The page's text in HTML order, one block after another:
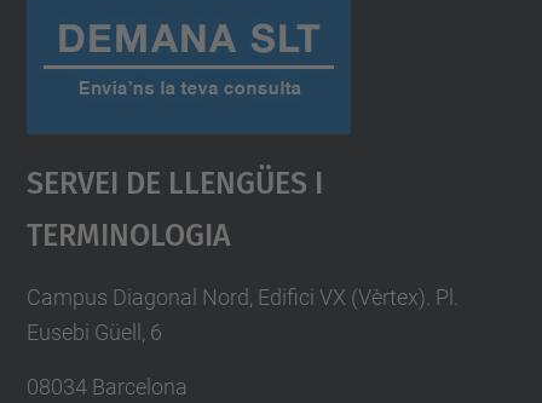
Servei De Llengües I
Terminologia
Campus Diagonal Nord, Edifici VX (Vèrtex). Pl.
Eusebi Güell, 6
08034 Barcelona